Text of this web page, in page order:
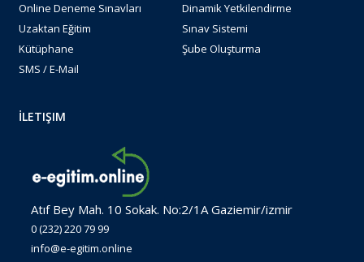
Online Deneme Sınavları
Dinamik Yetkilendirme
Uzaktan Eğitim
Sınav Sistemi
Kütüphane
Şube Oluşturma
SMS / E-Mail
İLETIŞIM
Atıf Bey Mah. 10 Sokak. No:2/1A Gaziemir/izmir
0 (232) 220 79 99
info@e-egitim.online